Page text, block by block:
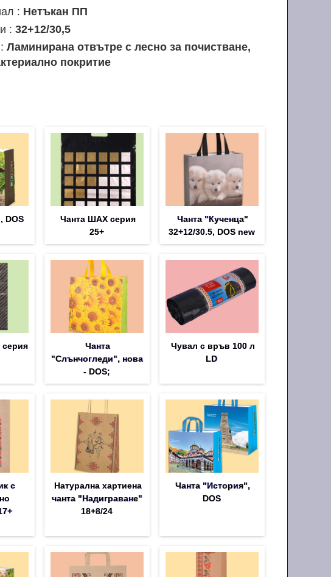
: Нетъкан ПП
:32+12/30,5
:Ламинирана отвътре с лесно за почистване,
покритие
DOS
Чанта ШАХ серия
25+
Чанта "Кученца"
32+12/30.5, DOS new
серия
Чанта
"Слънчогледи", нова
- DOS;
Чувал с връв 100 л
LD
с
Натурална хартиена
чанта "Надиграване"
18+8/24
Чанта "История",
DOS